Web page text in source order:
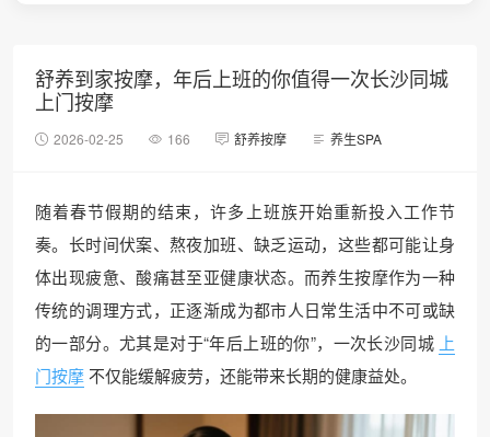
舒养到家按摩，年后上班的你值得一次长沙同城
上门按摩
2026-02-25 166 舒养按摩 养生SPA
随着春节假期的结束，许多上班族开始重新投入工作节
奏。长时间伏案、熬夜加班、缺乏运动，这些都可能让身
体出现疲惫、酸痛甚至亚健康状态。而养生按摩作为一种
传统的调理方式，正逐渐成为都市人日常生活中不可或缺
的一部分。尤其是对于“年后上班的你”，一次长沙同城 上
门按摩不仅能缓解疲劳，还能带来长期的健康益处。